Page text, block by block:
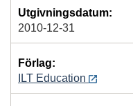
Utgivningsdatum:
2010-12-31
Förlag:
ILT Education